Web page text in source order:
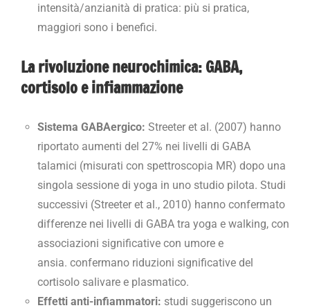
intensità/anzianità di pratica: più si pratica,
maggiori sono i benefici.
La rivoluzione neurochimica: GABA,
cortisolo e infiammazione
Sistema GABAergico: Streeter et al. (2007) hanno
riportato aumenti del 27% nei livelli di GABA
talamici (misurati con spettroscopia MR) dopo una
singola sessione di yoga in uno studio pilota. Studi
successivi (Streeter et al., 2010) hanno confermato
differenze nei livelli di GABA tra yoga e walking, con
associazioni significative con umore e
ansia. confermano riduzioni significative del
cortisolo salivare e plasmatico.
Effetti anti-infiammatori: studi suggeriscono un